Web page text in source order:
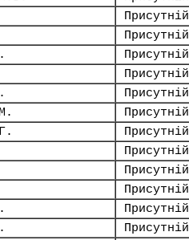
Присутній
Присутній
Присутній
Присутній
Присутній
Присутній
Присутній
Присутній
Присутній
Присутній
Присутній
Присутній